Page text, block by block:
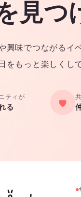
見つ
興味でつながるイ
をもっと楽しくし
ティが
る